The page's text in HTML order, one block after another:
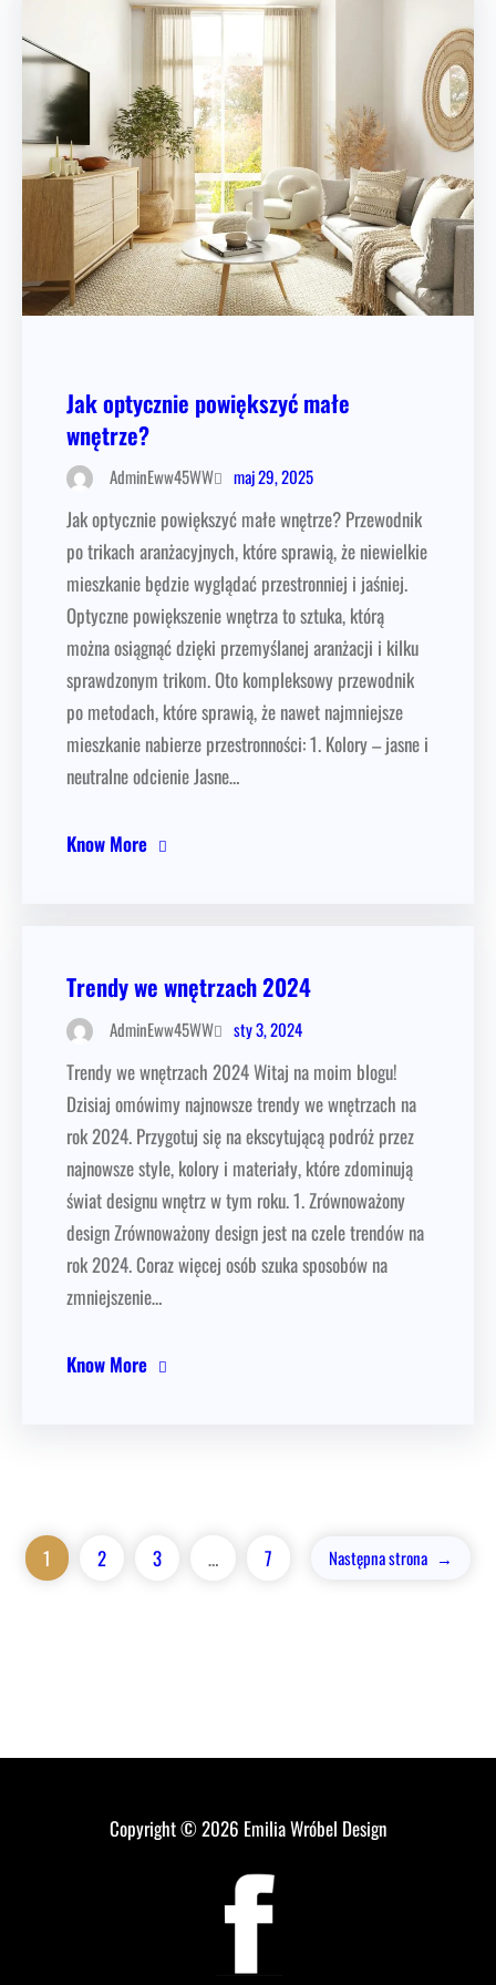
Jak optycznie powiększyć małe
wnętrze?
AdminEww45WW maj 29, 2025
Jak optycznie powiększyć małe wnętrze? Przewodnik
po trikach aranżacyjnych, które sprawią, że niewielkie
mieszkanie będzie wyglądać przestronniej i jaśniej.
Optyczne powiększenie wnętrza to sztuka, którą
można osiągnąć dzięki przemyślanej aranżacji i kilku
sprawdzonym trikom. Oto kompleksowy przewodnik
po metodach, które sprawią, że nawet najmniejsze
mieszkanie nabierze przestronności: 1. Kolory – jasne i
neutralne odcienie Jasne…
Know More
Trendy we wnętrzach 2024
AdminEww45WW sty 3, 2024
Trendy we wnętrzach 2024 Witaj na moim blogu!
Dzisiaj omówimy najnowsze trendy we wnętrzach na
rok 2024. Przygotuj się na ekscytującą podróż przez
najnowsze style, kolory i materiały, które zdominują
świat designu wnętrz w tym roku. 1. Zrównoważony
design Zrównoważony design jest na czele trendów na
rok 2024. Coraz więcej osób szuka sposobów na
zmniejszenie…
Know More
1 2 3 … 7 Następna strona →
Copyright © 2026 Emilia Wróbel Design